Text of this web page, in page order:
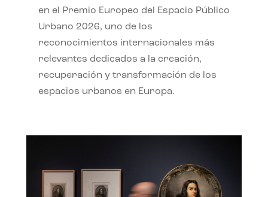
en el Premio Europeo del Espacio Público
Urbano 2026, uno de los
reconocimientos internacionales más
relevantes dedicados a la creación,
recuperación y transformación de los
espacios urbanos en Europa.